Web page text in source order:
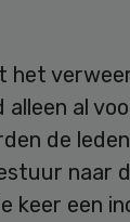
het
alleen al
de
naar
keer een